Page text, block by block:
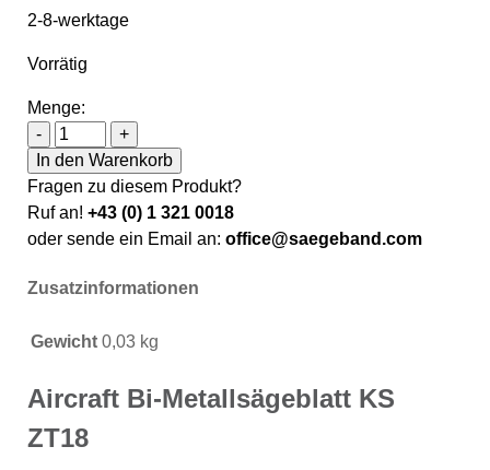
2-8-werktage
Vorrätig
Menge:
-
Aircraft Bi-Metallsägeblatt KS ZT18 Menge
+
In den Warenkorb
Fragen zu diesem Produkt?
Ruf an! +43 (0) 1 321 0018
oder sende ein Email an: office@saegeband.com
Zusatzinformationen
Gewicht 0,03 kg
Aircraft Bi-Metallsägeblatt KS
ZT18